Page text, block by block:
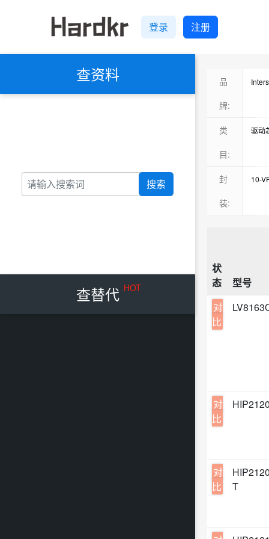
登录 注册
查资料
搜索
查替代 HOT
品
牌:
类
目:
驱动
封
装:
10-
状
态
型号
对
比
对
比
对
比
T